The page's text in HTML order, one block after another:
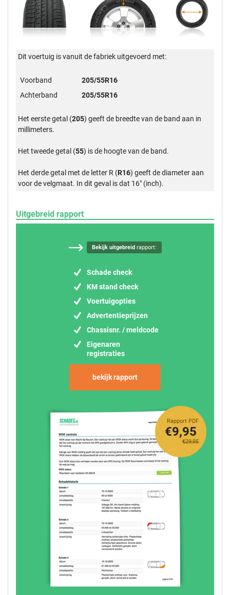
Dit voertuig is vanuit de fabriek uitgevoerd met:
Voorband
205/55R16
Achterband
205/55R16
Het eerste getal (205) geeft de breedte van de band aan in
millimeters.
Het tweede getal (55) is de hoogte van de band.
Het derde getal met de letter R (R16) geeft de diameter aan
voor de velgmaat. In dit geval is dat 16" (inch).
Uitgebreid rapport
Bekijk uitgebreid rapport:
Schade check
KM stand check
Voertuigopties
Advertentieprijzen
Chassisnr. / meldcode
Eigenaren
registraties
bekijk rapport
Rapport PDF
€29,95
€9,95